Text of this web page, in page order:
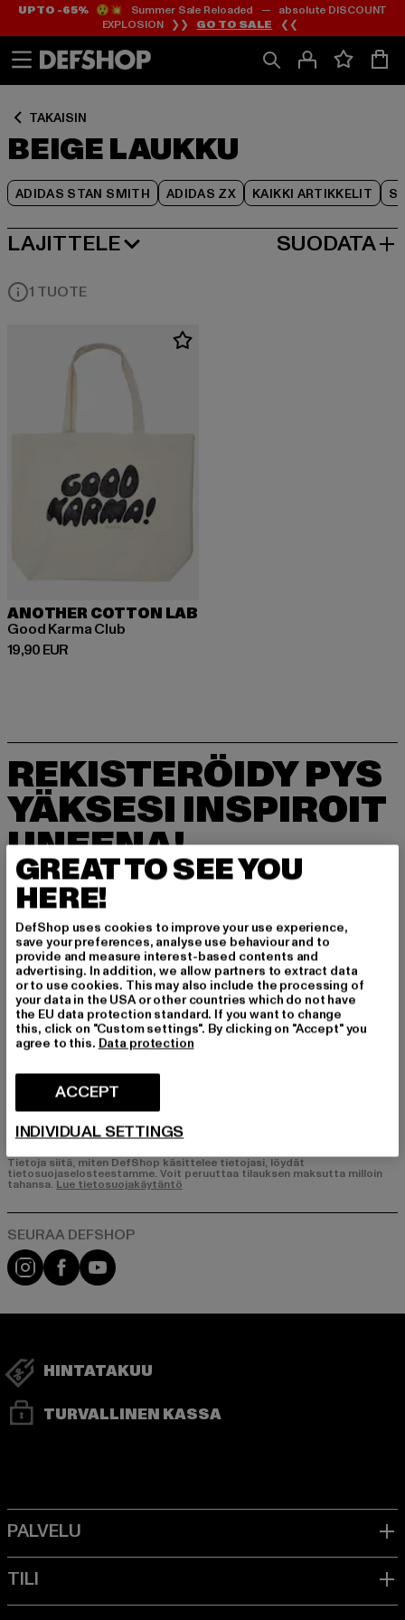
Siirry
Sisältö
Siirry
Footer
UP TO -65%😲💥 Summer Sale Reloaded — absolute DISCOUNT
EXPLOSION ❯❯ GO TO SALE ❮❮
TAKAISIN
BEIGE LAUKKU
ADIDAS STAN SMITH ADIDAS ZX KAIKKI ARTIKKELIT
Siirry
Tuoteruudukko
LAJITTELE
SUOSITUIMMAT SUODATA
1 TUOTE
ANOTHER COTTON LAB
Good Karma Club
19,90 EUR
Ajankohtainen hinta: 19,90 EUR
REKISTERÖIDY PYS
YÄKSESI INSPIROIT
UNEENA!
Tilaa uutiskirjeemme täältä ja saat jatkossa tie
toa DefShopin ajankohtaisista trendeistä, tarjo
uksista ja kupongeista sähköpostitse!
Mistä tuotteista olet kiinnostunut?
MIEHET
NAISET
SÄHKÖPOSTI
REKISTERÖIDY
Tietoja siitä, miten DefShop käsittelee tietojasi, löydät
tietosuojaselosteestamme. Voit peruuttaa tilauksen maksutta milloin
tahansa. Lue tietosuojakäytäntö
Visit our Instagram page:
Visit our Facebook page:
Visit our YouTube channel:
HINTATAKUU
TURVALLINEN KASSA
GREAT TO SEE YOU
HERE!
DefShop uses cookies to improve your use experience,
save your preferences, analyse use behaviour and to
provide and measure interest-based contents and
advertising. In addition, we allow partners to extract data
or to use cookies. This may also include the processing of
your data in the USA or other countries which do not have
the EU data protection standard. If you want to change
this, click on "Custom settings". By clicking on "Accept" you
agree to this. Data protection
ACCEPT
INDIVIDUAL SETTINGS